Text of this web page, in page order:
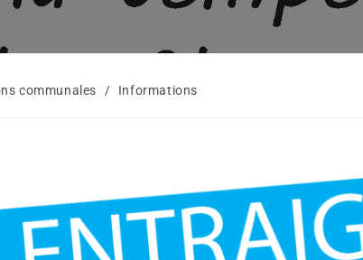
communales / Informations